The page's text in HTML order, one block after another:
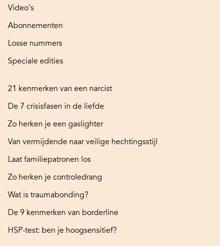
Video's
Abonnementen
Losse nummers
Speciale edities
21 kenmerken van een narcist
De 7 crisisfasen in de liefde
Zo herken je een gaslighter
Van vermijdende naar veilige hechtingsstijl
Laat familiepatronen los
Zo herken je controledrang
Wat is traumabonding?
De 9 kenmerken van borderline
HSP-test: ben je hoogsensitief?